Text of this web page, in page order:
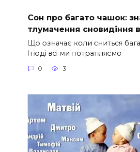
Сон про багато чашок:
тлумачення сновидіння
Що означає коли сниться
Іноді всі ми потрапляємо
0 3